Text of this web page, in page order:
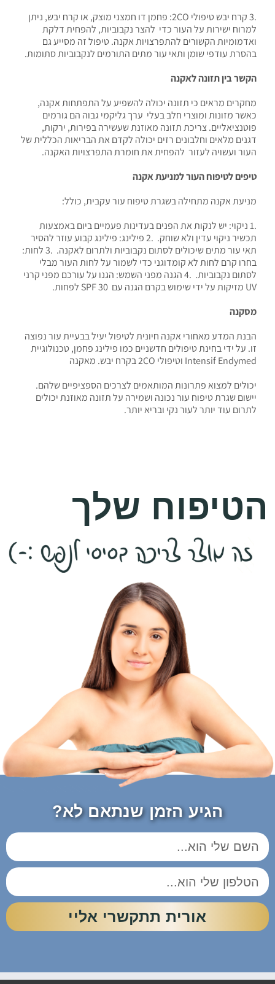
.3 קרח יבש טיפולי 2CO: פחמן דו חמצני מוצק, או קרח יבש, ניתן
למרוח ישירות על העור כדי להצר נקבוביות, להפחית דלקת
ואדמומיות הקשורים להתפרצויות אקנה. טיפול זה מסייע גם
בהסרת עודפי שומן ותאי עור מתים התורמים לנקבוביות סתומות.
הקשר בין תזונה לאקנה
מחקרים מראים כי תזונה יכולה להשפיע על התפתחות אקנה,
כאשר מזונות ומוצרי חלב בעלי ערך גליקמי גבוה הם גורמים
פוטנציאליים. צריכת תזונה מאוזנת שעשירה בפירות, ירקות,
דגנים מלאים וחלבונים רזים יכולה לקדם את הבריאות הכללית של
העור ועשויה לעזור להפחית את חומרת התפרצויות האקנה.
טיפים לטיפוח העור למניעת אקנה
מניעת אקנה מתחילה בשגרת טיפוח עור עקבית, כולל:
.1 ניקוי: יש לנקות את הפנים בעדינות פעמיים ביום באמצעות
תכשיר ניקוי עדין ולא שוחק. .2 פילינג: פילינג קבוע עוזר להסיר
תאי עור מתים שיכולים לסתום נקבוביות ולתרום לאקנה. .3 לחות:
בחרו קרם לחות לא קומדוגני כדי לשמור על לחות העור מבלי
לסתום נקבוביות. .4 הגנה מפני השמש: הגנו על עורכם מפני קרני
UV מזיקות על ידי שימוש בקרם הגנה עם 30 SPF לפחות.
מסקנה
הבנת המדע מאחורי אקנה חיונית לטיפול יעיל בבעיית עור נפוצה
זו. על ידי בחינת טיפולים חדשניים כמו פילינג פחמן, טכנולוגיית
Intensif Endymed וטיפולי 2CO בקרח יבש. מאקנה
יכולים למצוא פתרונות המותאמים לצרכים הספציפיים שלהם.
יישום שגרת טיפוח עור נכונה ושמירה על תזונה מאוזנת יכולים
לתרום עוד יותר לעור נקי ובריא יותר.
הטיפוח שלך
הגיע הזמן שנתאם לא?
אורית תתקשרי אליי